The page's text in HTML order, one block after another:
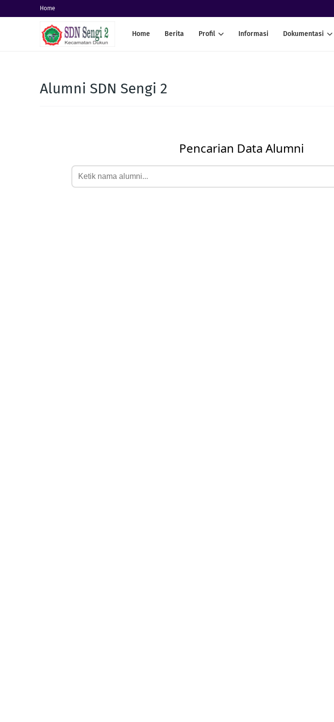
Home
Home Berita Profil Informasi Dokumentasi
Alumni SDN Sengi 2
Pencarian Data Alumni